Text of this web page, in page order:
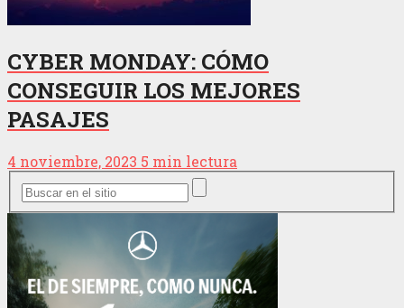
CYBER MONDAY: CÓMO
CONSEGUIR LOS MEJORES
PASAJES
4 noviembre, 2023 5 min lectura